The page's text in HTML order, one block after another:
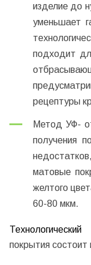
изделие до
уменьшает
подходит
рецептуры
Метод УФ-
получения
матовые
желтого
60-80 мкм.
покрытия